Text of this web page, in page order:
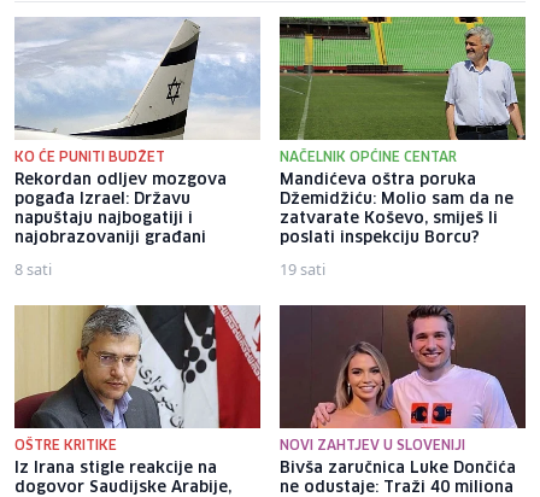
KO ĆE PUNITI BUDŽET
Rekordan odljev mozgova
pogađa Izrael: Državu
napuštaju najbogatiji i
najobrazovaniji građani
8 sati
NAČELNIK OPĆINE CENTAR
Mandićeva oštra poruka
Džemidžiću: Molio sam da ne
zatvarate Koševo, smiješ li
poslati inspekciju Borcu?
19 sati
OŠTRE KRITIKE
Iz Irana stigle reakcije na
dogovor Saudijske Arabije,
NOVI ZAHTJEV U SLOVENIJI
Bivša zaručnica Luke Dončića
ne odustaje: Traži 40 miliona